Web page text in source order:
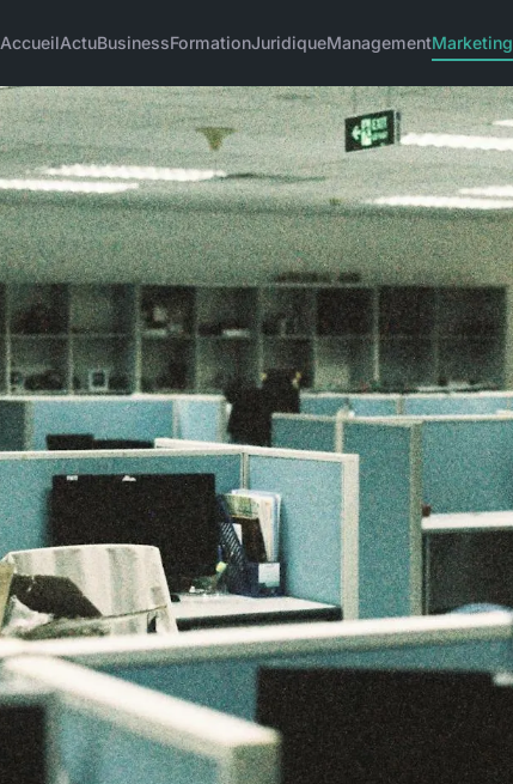
AccueilActuBusinessFormationJuridiqueManagementMarketing